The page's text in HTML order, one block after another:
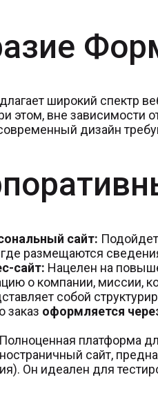
широкий спектр
этом, вне зависимости
дизайн
сайт:
размещаются
сайт: Нацелен на
о компании, миссии,
собой
заказ оформляется
Полноценная платформа
сайт,
Он идеален для